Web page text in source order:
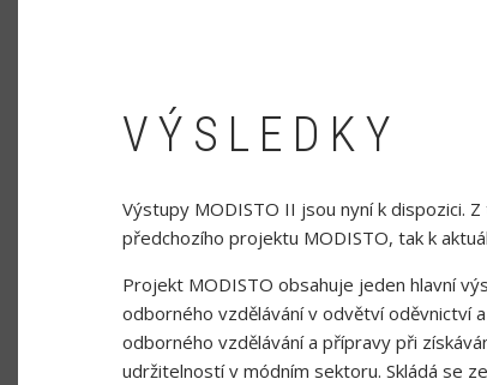
VÝSLEDKY
Výstupy MODISTO II jsou nyní k dispozici.
předchozího projektu MODISTO, tak k
Projekt MODISTO obsahuje jeden hlavní
odborného vzdělávání v odvětví oděvnictví
odborného vzdělávání a přípravy při
udržitelností v módním sektoru. Skládá se